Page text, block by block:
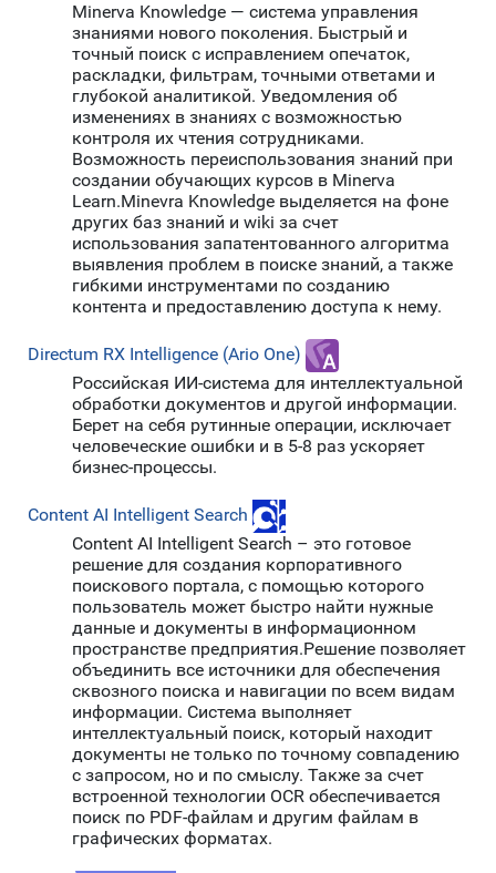
Minerva Knowledge — система управления
знаниями нового поколения. Быстрый и
точный поиск с исправлением опечаток,
раскладки, фильтрам, точными ответами и
глубокой аналитикой. Уведомления об
изменениях в знаниях с возможностью
контроля их чтения сотрудниками.
Возможность переиспользования знаний при
создании обучающих курсов в Minerva
Learn.Minevra Knowledge выделяется на фоне
других баз знаний и wiki за счет
использования запатентованного алгоритма
выявления проблем в поиске знаний, а также
гибкими инструментами по созданию
контента и предоставлению доступа к нему.
Directum RX Intelligence (Ario One)
Российская ИИ-система для интеллектуальной
обработки документов и другой информации.
Берет на себя рутинные операции, исключает
человеческие ошибки и в 5-8 раз ускоряет
бизнес-процессы.
Content AI Intelligent Search
Content AI Intelligent Search – это готовое
решение для создания корпоративного
поискового портала, с помощью которого
пользователь может быстро найти нужные
данные и документы в информационном
пространстве предприятия.Решение позволяет
объединить все источники для обеспечения
сквозного поиска и навигации по всем видам
информации. Система выполняет
интеллектуальный поиск, который находит
документы не только по точному совпадению
с запросом, но и по смыслу. Также за счет
встроенной технологии OCR обеспечивается
поиск по PDF-файлам и другим файлам в
графических форматах.